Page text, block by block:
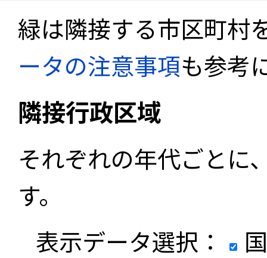
緑は隣接する市区町村
ータの注意事項も参考
隣接行政区域
それぞれの年代ごとに
す。
表示データ選択：